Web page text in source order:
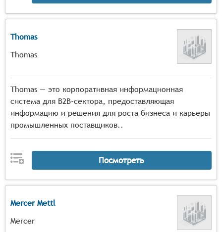
Thomas
Thomas
Thomas — это корпоративная информационная
система для B2B-сектора, предоставляющая
информацию и решения для роста бизнеса и карьеры
промышленных поставщиков..
Посмотреть
Mercer Mettl
Mercer